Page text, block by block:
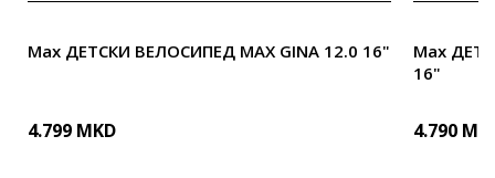
Max ДЕТСКИ ВЕЛОСИПЕД MAX GINA 12.0 16"
4.799 MKD
Max
16"
4.790